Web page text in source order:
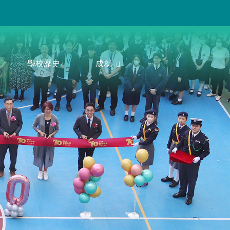
學校歷史 成就